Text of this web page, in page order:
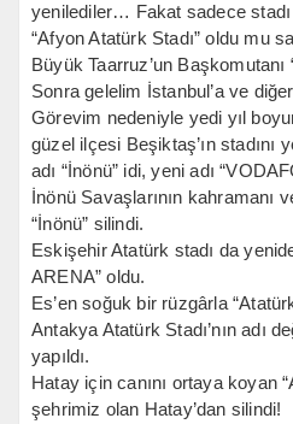
yenilediler… Fakat sadece stadı
“Afyon Atatürk Stadı” oldu mu
Büyük Taarruz’un Başkomutanı
Sonra gelelim İstanbul’a ve
Görevim nedeniyle yedi yıl
güzel ilçesi Beşiktaş’ın stadını
adı “İnönü” idi, yeni adı
İnönü Savaşlarının kahramanı
“İnönü” silindi.
Eskişehir Atatürk stadı da
ARENA” oldu.
Es’en soğuk bir rüzgârla
Antakya Atatürk Stadı’nın adı
yapıldı.
Hatay için canını ortaya koyan
şehrimiz olan Hatay’dan silindi!